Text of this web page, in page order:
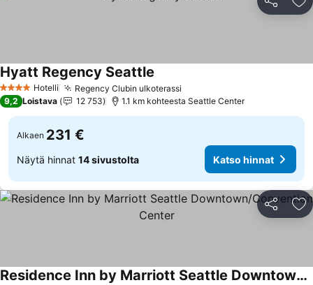
Jaa
4 Tähtiluokitus
Hotelli Regency Clubin ulkoterassi
Hyatt Regency Seattle
9,2 Loistava 12 753 1.1 km kohteesta Seattle Center
Alkaen 231 €
Näytä hinnat 14 sivustolta Katso hinnat
Jaa
Residence Inn by Marriott Seattle Downtown/Convention Center